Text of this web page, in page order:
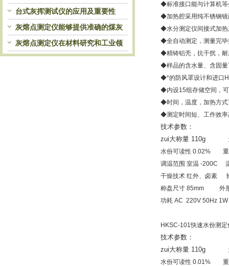
台式灰挥测试仪的应用及重要性
灰熔点测定仪能够提供准确的煤灰
熔融性参数
灰熔点测定仪在材料研究和工业领
域中发挥重要作用
◆标准接口能与计算
◆加热腔采用纯不锈钢
◆水分测定仪间接式加
◆全自动测定，测量完
◆精铸铝壳，抗干扰，耐
◆样品的含水量、含固
◆*的防风罩设计和进口
◆内设15组存储空间，
◆时间，温度，加热方
◆测定时间短、工作效
技术参数：
zui大称量 110g
水份可读性 0.02% 重
调温范围 室温 -200C
干燥技术 红外、卤素
称盘尺寸 85mm 外形
功耗 AC 220V 50Hz
HKSC-101快速水份测定
技术参数：
zui大称量 110g
水份可读性 0.01% 重